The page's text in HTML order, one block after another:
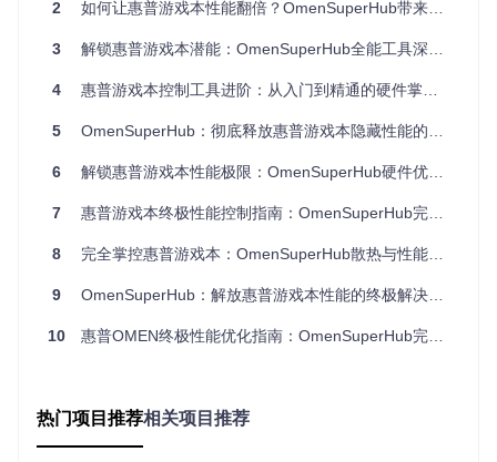
智能调节风扇转速
风扇控制功能帮助你在性能与静音之间找到平衡：
自动模式：根据硬件温度智能调节转速
预设方案：快速切换静音、平衡或性能模式
无论你是深夜办公需要安静环境，还是游戏时追求极致散热，
针对不同使用场景，OmenSuperHub提供多种性能模式：
平衡模式：兼顾性能与功耗，日常使用首选
高性能模式：释放硬件全部潜力，游戏和渲染必备
2 如何让惠普游戏本性能翻倍？OmenSuperHub带来的3大核心改变
3 解锁惠普游戏本潜能：OmenSuperHub全能工具深度探索
4 惠普游戏本控制工具进阶：从入门到精通的硬件掌控方案
5 OmenSuperHub：彻底释放惠普游戏本隐藏性能的终极神器
6 解锁惠普游戏本性能极限：OmenSuperHub硬件优化工具终极评测指南
7 惠普游戏本终极性能控制指南：OmenSuperHub完全实战教程
8 完全掌控惠普游戏本：OmenSuperHub散热与性能终极优化工具
9 OmenSuperHub：解放惠普游戏本性能的终极解决方案
10 惠普OMEN终极性能优化指南：OmenSuperHub完全使用教程
热门项目推荐相关项目推荐